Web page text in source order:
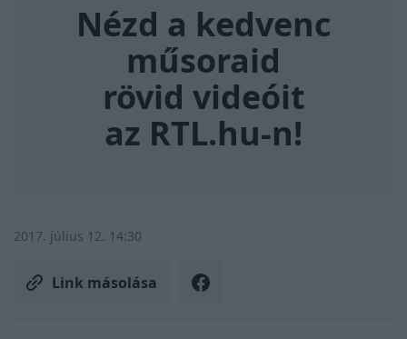
Nézd a kedvenc
műsoraid
rövid videóit
az RTL.hu-n!
2017. július 12. 14:30
Link másolása